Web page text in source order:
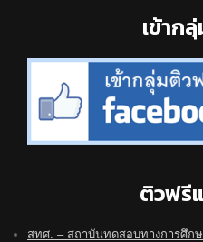
เข้าก
ติวฟรี
สทศ. – สถาบันทดสอบทางการศึก